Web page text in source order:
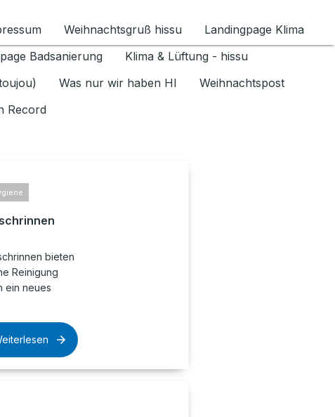
für Datenschutz 1.6.2026 umschalten
Weihnachtsgruß hissu
Landingpage Klima
Badsanierung
Klima & Lüftung - hissu
Was nur wir haben HI
Weihnachtspost
Record
bieten
Reinigung
ein neues